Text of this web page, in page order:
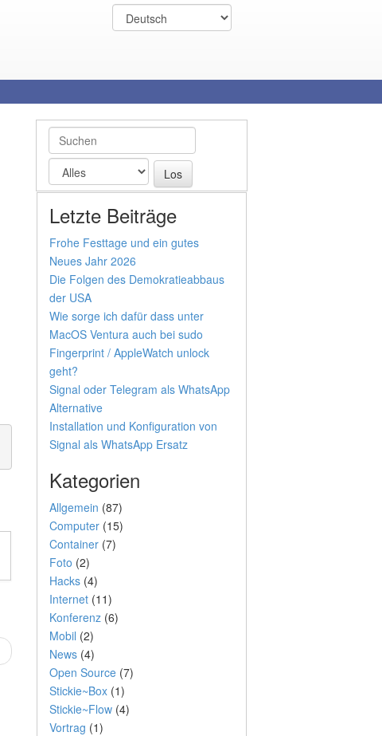
Letzte Beiträge
Frohe Festtage und ein gutes
Neues Jahr 2026
Die Folgen des Demokratieabbaus
der USA
Wie sorge ich dafür dass unter
MacOS Ventura auch bei sudo
Fingerprint / AppleWatch unlock
geht?
Signal oder Telegram als WhatsApp
Alternative
Installation und Konfiguration von
Signal als WhatsApp Ersatz
Kategorien
Allgemein (87)
Computer(15)
Container(7)
Foto (2)
Hacks(4)
Internet(11)
Konferenz(6)
Mobil (2)
News(4)
Open Source(7)
Stickie~Box(1)
Stickie~Flow(4)
Vortrag (1)